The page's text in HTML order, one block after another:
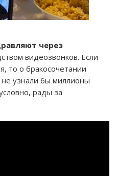
через
видеозвонков. Если
то о бракосочетании
узнали бы миллионы
рады за